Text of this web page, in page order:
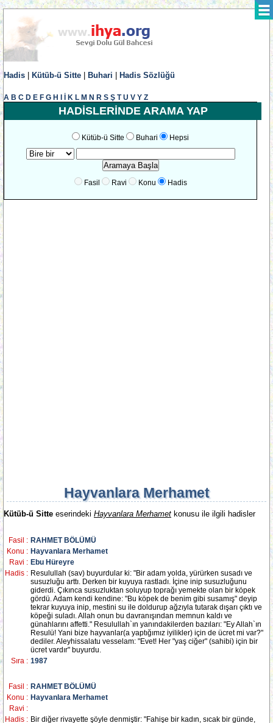
Hadis Kütüb-ü Sitte Buhari Hadis Sözlüğü
A B C D E F G H K L M N R S Ş T U V Y Z
HADİSLERİNDE ARAMA YAP
Kütüb-ü Sitte Buhari Hepsi
Fasil Ravi Konu Hadis
Hayvanlara Merhamet
Kütüb-ü Sitte eserindeki Hayvanlara Merhamet konusu ile ilgili hadisler
Fasil : RAHMET BÖLÜMÜ
Konu : Hayvanlara Merhamet
Ravi : Ebu Hüreyre
Hadis : Resulullah (sav) buyurdular ki: "Bir adam yolda, yürürken susadı ve
susuzluğu arttı. Derken bir kuyuya rastladı. İçine inip susuzluğunu
giderdi. Çıkınca susuzluktan soluyup toprağı yemekte olan bir köpek
gördü. Adam kendi kendine: "Bu köpek de benim gibi susamış" deyip
tekrar kuyuya inip, mestini su ile doldurup ağzıyla tutarak dışarı çıktı ve
köpeği suladı. Allah onun bu davranışından memnun kaldı ve
günahlarını affetti." Resulullah`ın yanındakilerden bazıları: "Ey Allah`ın
Resulü! Yani bize hayvanlar(a yaptığımız iyilikler) için de ücret mi var?"
dediler. Aleyhissalatu vesselam: "Evet! Her "yaş ciğer" (sahibi) için bir
ücret vardır" buyurdu.
Sıra : 1987
Fasil : RAHMET BÖLÜMÜ
Konu : Hayvanlara Merhamet
Ravi :
Hadis : Bir diğer rivayette şöyle denmiştir: "Fahişe bir kadın, sıcak bir günde,